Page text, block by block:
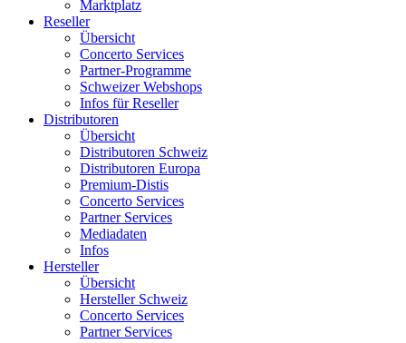
Marktplatz
Reseller
Übersicht
Concerto Services
Partner-Programme
Schweizer Webshops
Infos für Reseller
Distributoren
Übersicht
Distributoren Schweiz
Distributoren Europa
Premium-Distis
Concerto Services
Partner Services
Mediadaten
Infos
Hersteller
Übersicht
Hersteller Schweiz
Concerto Services
Partner Services